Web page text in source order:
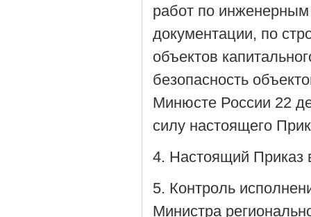
работ по инженерным
документации, по
объектов
безопасность
Минюсте России 22
силу настоящего
4. Настоящий Приказ
5. Контроль
Министра